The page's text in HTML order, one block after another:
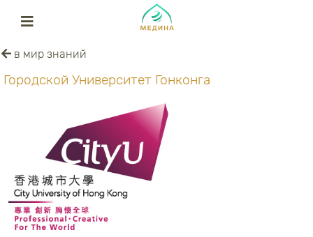
в мир знаний
Городской Университет Гонконга